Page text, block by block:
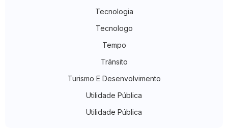
Tecnologia
Tecnologo
Tempo
Trânsito
Turismo E Desenvolvimento
Utilidade Pública
Utilidade Pública